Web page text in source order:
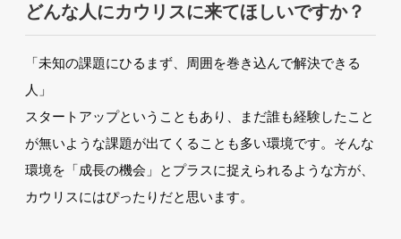
どんな人にカウリスに来てほしいですか？
「未知の課題にひるまず、周囲を巻き込んで解決できる
人」
スタートアップということもあり、まだ誰も経験したこと
が無いような課題が出てくることも多い環境です。そんな
環境を「成長の機会」とプラスに捉えられるような方が、
カウリスにはぴったりだと思います。